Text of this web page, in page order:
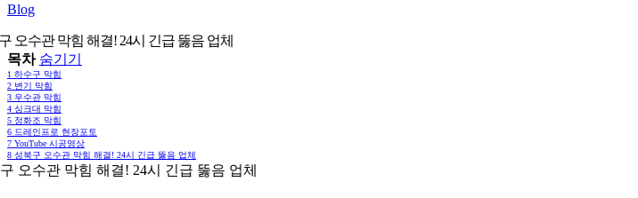
Blog
오수관 막힘 해결! 24시 긴급 뚫음 업체
목차 숨기기
1 하수구 막힘
2 변기 막힘
3 우수관 막힘
4 싱크대 막힘
5 정화조 막힘
6 드레인프로 현장포토
7 YouTube 시공영상
8 성북구 오수관 막힘 해결! 24시 긴급 뚫음 업체
오수관 막힘 해결! 24시 긴급 뚫음 업체